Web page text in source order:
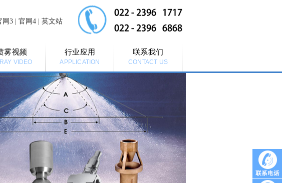
网3| 官网4| 英文站
雾视频
VIDEO
行业应用
APPLICATION
联系我们
CONTACT US